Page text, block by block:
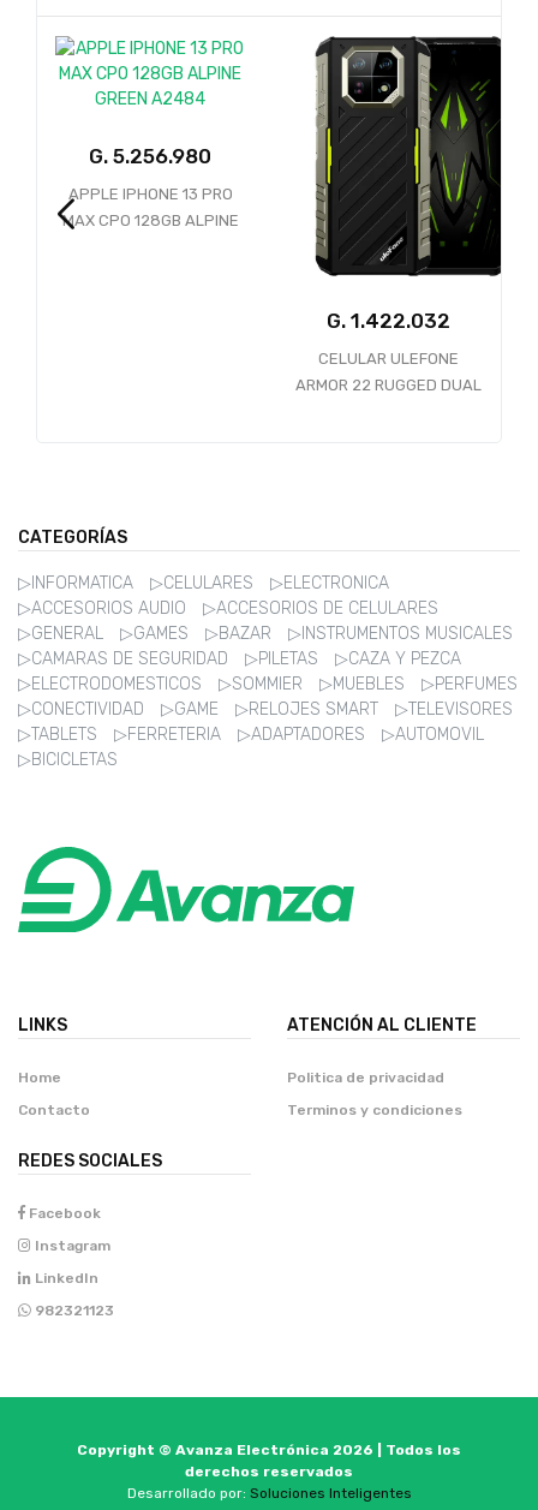
G.
APPLE IPHONE 17 256GB
BLACK SIM CARD ESIM
CATEGORÍAS
▷INFORMATICA ▷CELULARES
▷ELECTRONICA
▷ACCESORIOS AUDIO
▷ACCESORIOS DE CELULARES
▷GENERAL
▷GAMES ▷BAZAR
▷INSTRUMENTOS MUSICALES
▷CAMARAS DE SEGURIDAD
▷PILETAS
▷CAZA Y PEZCA
▷ELECTRODOMESTICOS
▷SOMMIER ▷MUEBLES
▷PERFUMES
▷CONECTIVIDAD
▷GAME ▷RELOJES SMART
▷TELEVISORES
▷TABLETS
▷FERRETERIA ▷ADAPTADORES
▷AUTOMOVIL
▷BICICLETAS
LINKS
Home
Contacto
ATENCIÓN AL CLIENTE
Politica de privacidad
Terminos y condiciones
REDES SOCIALES
Facebook
Instagram
LinkedIn
982321123
Copyright © Avanza Electrónica 2026 | Todos los
derechos reservados
Desarrollado por: Soluciones Inteligentes